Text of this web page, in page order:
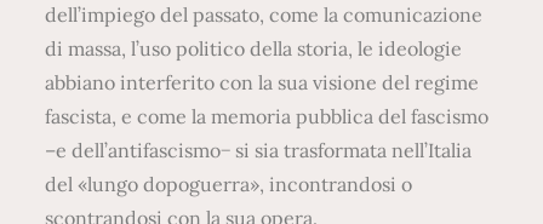
dell’impiego del passato, come la comunicazione
di massa, l’uso politico della storia, le ideologie
abbiano interferito con la sua visione del regime
fascista, e come la memoria pubblica del fascismo
–e dell’antifascismo− si sia trasformata nell’Italia
del «lungo dopoguerra», incontrandosi o
scontrandosi con la sua opera.